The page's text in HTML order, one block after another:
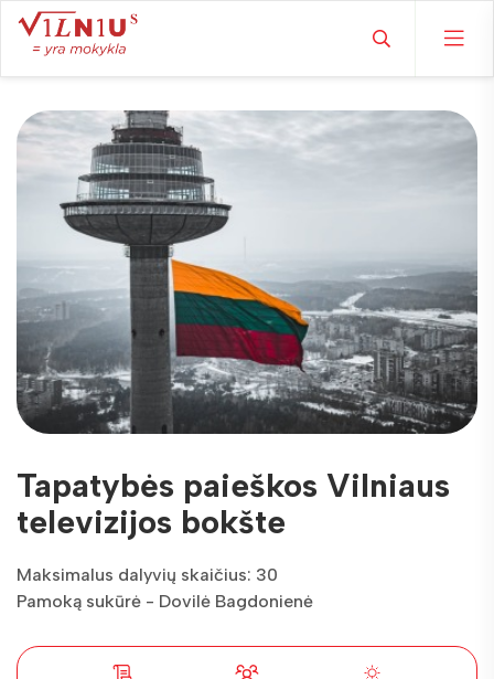
Tapatybės paieškos Vilniaus
televizijos bokšte
Maksimalus dalyvių skaičius: 30
Pamoką sukūrė - Dovilė Bagdonienė